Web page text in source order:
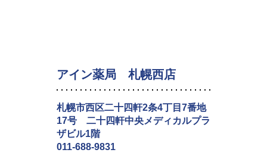
アイン薬局 札幌西店
札幌市西区二十四軒2条4丁目7番地
17号 二十四軒中央メディカルプラ
ザビル1階
011-688-9831